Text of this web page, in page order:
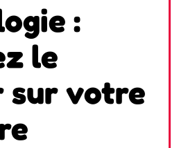
:
le
sur votre